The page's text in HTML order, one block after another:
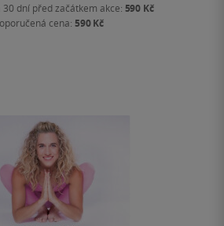
30 dní před začátkem akce: 590 Kč
cena:590 Kč